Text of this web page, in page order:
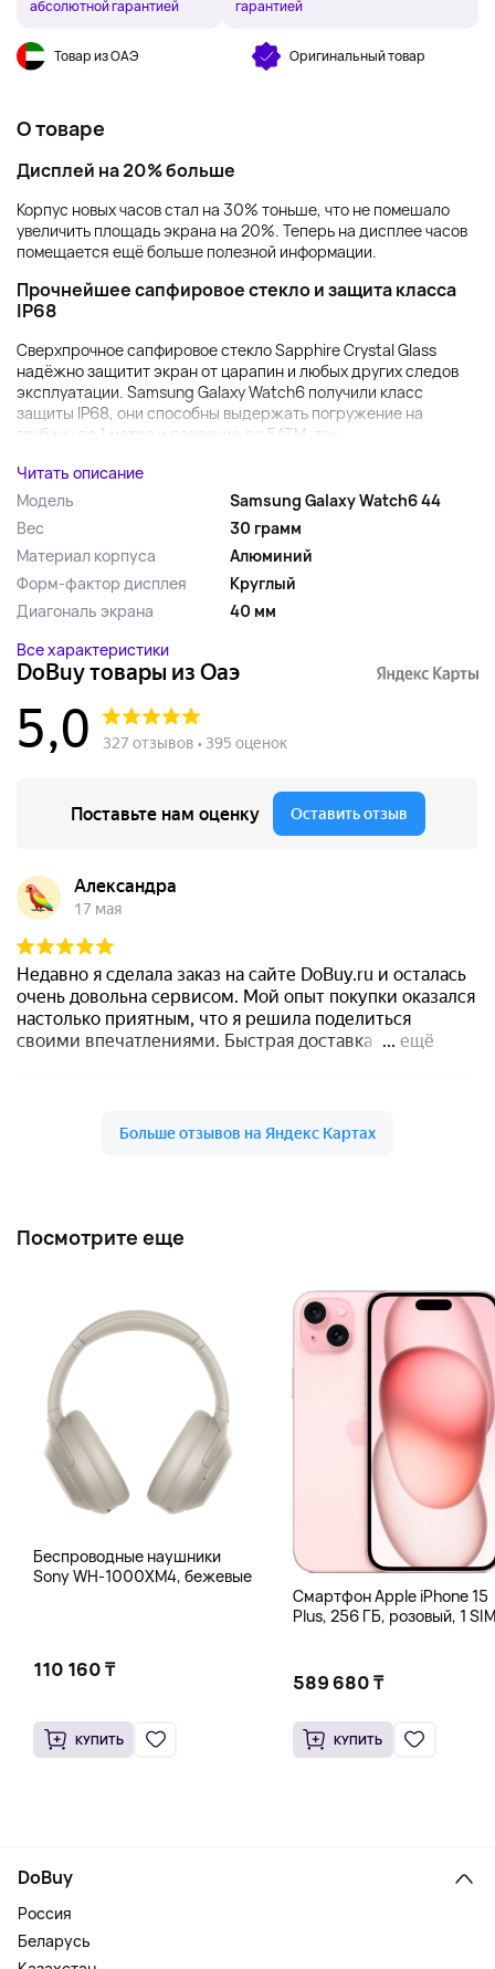
абсолютной гарантией
гарантией
Товар из ОАЭ Оригинальный товар
О товаре
Дисплей на 20% больше
Корпус новых часов стал на 30% тоньше, что не помешало
увеличить площадь экрана на 20%. Теперь на дисплее часов
помещается ещё больше полезной информации.
Прочнейшее сапфировое стекло и защита класса
IP68
Сверхпрочное сапфировое стекло Sapphire Crystal Glass
надёжно защитит экран от царапин и любых других следов
эксплуатации. Samsung Galaxy Watch6 получили класс
защиты IP68, они способны выдержать погружение на
глубину до 1 метра и давление до 5ATM, так ...
Читать описание
Модель
Samsung Galaxy Watch6 44
Вес
30 грамм
Материал корпуса
Алюминий
Форм-фактор дисплея
Круглый
Диагональ экрана
40 мм
Все характеристики
Посмотрите еще
Беспроводные наушники
Sony WH-1000XM4, бежевые
110 160 ₸
КУПИТЬ
Смартфон Apple iPhone 15
Plus, 256 ГБ, розовый, 1
589 680 ₸
КУПИТЬ
DoBuy
Россия
Беларусь